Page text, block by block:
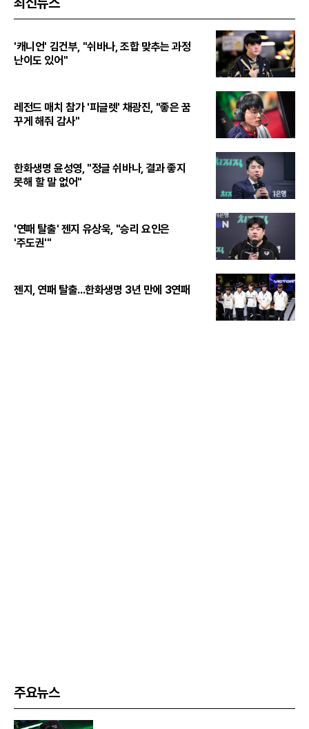
'캐니언' 김건부, "쉬바나, 조합 맞추는 과정
난이도 있어"
레전드 매치 참가 '피글렛' 채광진, "좋은 꿈
꾸게 해줘 감사"
한화생명 윤성영, "정글 쉬바나, 결과 좋지
못해 할 말 없어"
'연패 탈출' 젠지 유상욱, "승리 요인은
'주도권'"
젠지, 연패 탈출...한화생명 3년 만에 3연패
주요뉴스